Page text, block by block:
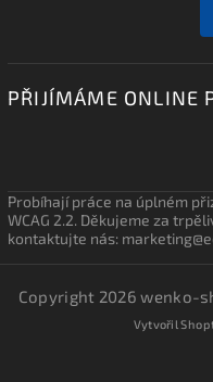
PŘIJÍMÁME ONLINE
Probíhají práce na úplném
WCAG 2.2. Děkujeme za
kontaktujte nás:
Copyright 2026wenko-
Vytvořil